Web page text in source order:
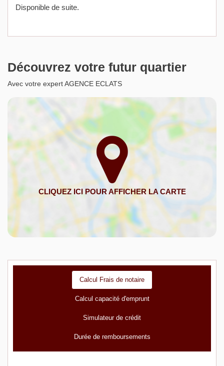
Disponible de suite.
Découvrez votre futur quartier
Avec votre expert AGENCE ECLATS
Calcul Frais de notaire
Calcul capacité d'emprunt
Simulateur de crédit
Durée de remboursements